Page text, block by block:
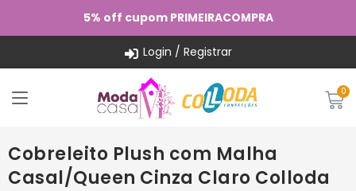
5% off cupom PRIMEIRACOMPRA
Login / Registrar
Cobreleito Plush com Malha
Casal/Queen Cinza Claro Colloda